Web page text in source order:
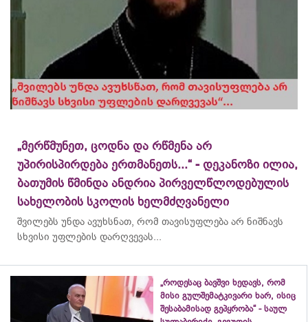
„მერწმუნეთ, ცოდნა და რწმენა არ
უპირისპირდება ერთმანეთს...“ - დეკანოზი ილია,
ბათუმის წმინდა ანდრია პირველწლოდებულის
სახელობის სკოლის ხელმძღვანელი
შვილებს უნდა ავუხსნათ, რომ თავისუფლება არ ნიშნავს
სხვისი უფლების დარღვევას...
„როდესაც ბავშვი ხედავს, რომ
მისი გულშემატკივარი ხარ, ისიც
შესაბამისად გეპყრობა“ - საულ